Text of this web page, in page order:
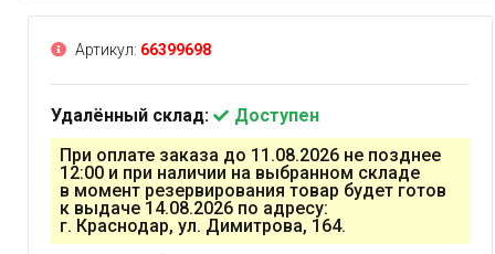
Артикул: 66399698
Удалённый склад:
Доступен
При оплате заказа до 11.08.2026 не позднее
12:00 и при наличии на выбранном складе
в момент резервирования товар будет готов
к выдаче 14.08.2026 по адресу:
г. Краснодар, ул. Димитрова, 164.